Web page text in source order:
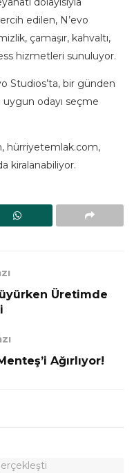
edilen, N’evo
çamaşır, kahvaltı,
hizmetleri sunuluyor.
Studios’ta, bir günden
uygun odayı seçme
hürriyetemlak.com,
kiralanabiliyor.
Üretimde
Ağırlıyor!